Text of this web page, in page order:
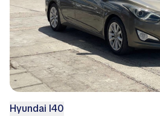
Hyundai I40